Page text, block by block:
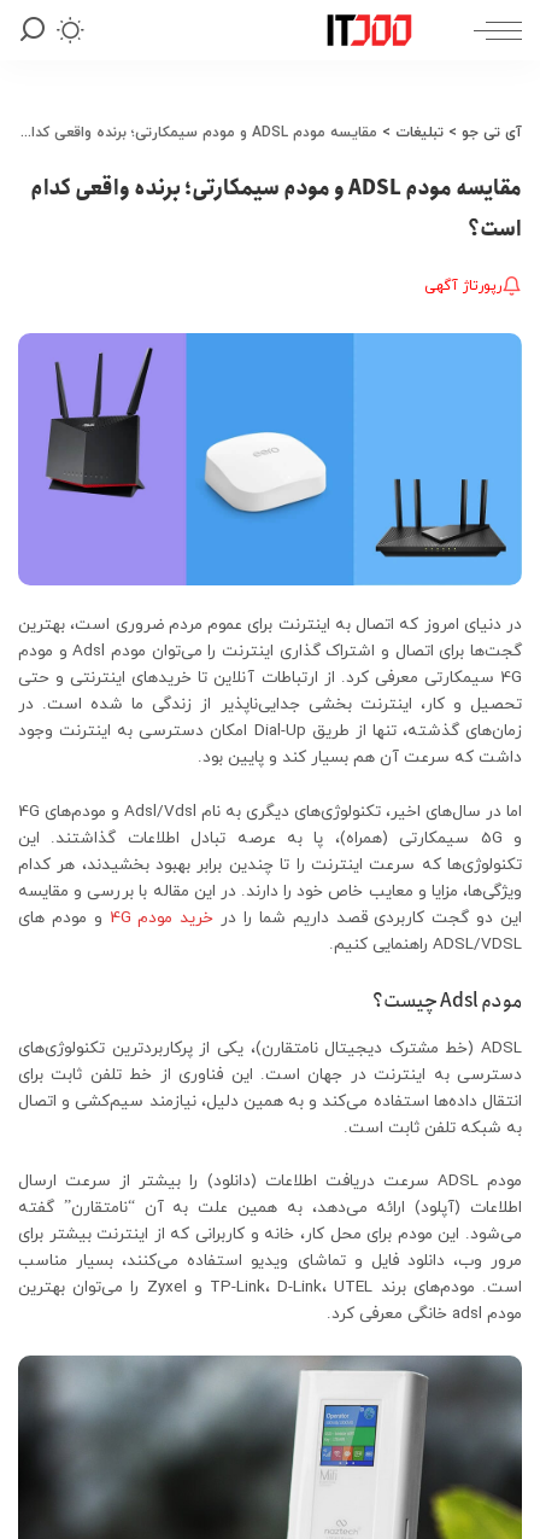
آی تی جو > تبلیغات > مقایسه مودم ADSL و مودم سیمکارتی؛ برنده واقعی کدام است؟
مقایسه مودم ADSL و مودم سیمکارتی؛ برنده واقعی کدام
است؟
رپورتاژ آگهی
در دنیای امروز که اتصال به اینترنت برای عموم مردم ضروری است، بهترین
گجت‌ها برای اتصال و اشتراک گذاری اینترنت را می‌توان مودم Adsl و مودم
4G سیمکارتی معرفی کرد. از ارتباطات آنلاین تا خریدهای اینترنتی و حتی
تحصیل و کار، اینترنت بخشی جدایی‌ناپذیر از زندگی ما شده است. در
زمان‌های گذشته، تنها از طریق Dial-Up امکان دسترسی به اینترنت وجود
داشت که سرعت آن هم بسیار کند و پایین بود.
اما در سال‌های اخیر، تکنولوژی‌های دیگری به نام Adsl/Vdsl و مودم‌های 4G
و 5G سیمکارتی (همراه)، پا به عرصه تبادل اطلاعات گذاشتند. این
تکنولوژی‌ها که سرعت اینترنت را تا چندین برابر بهبود بخشیدند، هر کدام
ویژگی‌ها، مزایا و معایب خاص خود را دارند. در این مقاله با بررسی و مقایسه
این دو گجت کاربردی قصد داریم شما را در خرید مودم 4G
و مودم های
ADSL/VDSL راهنمایی کنیم.
مودم Adsl چیست؟
ADSL (خط مشترک دیجیتال نامتقارن)، یکی از پرکاربردترین تکنولوژی‌های
دسترسی به اینترنت در جهان است. این فناوری از خط تلفن ثابت برای
انتقال داده‌ها استفاده می‌کند و به همین دلیل، نیازمند سیم‌کشی و اتصال
به شبکه تلفن ثابت است.
مودم ADSL سرعت دریافت اطلاعات (دانلود) را بیشتر از سرعت ارسال
اطلاعات (آپلود) ارائه می‌دهد، به همین علت به آن “نامتقارن” گفته
می‌شود. این مودم برای محل کار، خانه و کاربرانی که از اینترنت بیشتر برای
مرور وب، دانلود فایل و تماشای ویدیو استفاده می‌کنند، بسیار مناسب
است. مودم‌های برند TP-Link، D-Link، UTEL و Zyxel را می‌توان بهترین
مودم adsl خانگی معرفی کرد.